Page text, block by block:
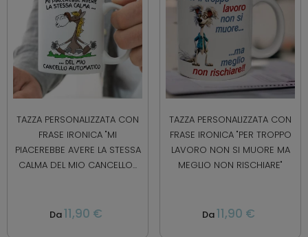
TAZZA PERSONALIZZATA CON
FRASE IRONICA "MI
PIACEREBBE AVERE LA STESSA
CALMA DEL MIO CANCELLO...
Da11,90 €
TAZZA PERSONALIZZATA CON
FRASE IRONICA "PER TROPPO
LAVORO NON SI MUORE MA
MEGLIO NON RISCHIARE"
Da11,90 €